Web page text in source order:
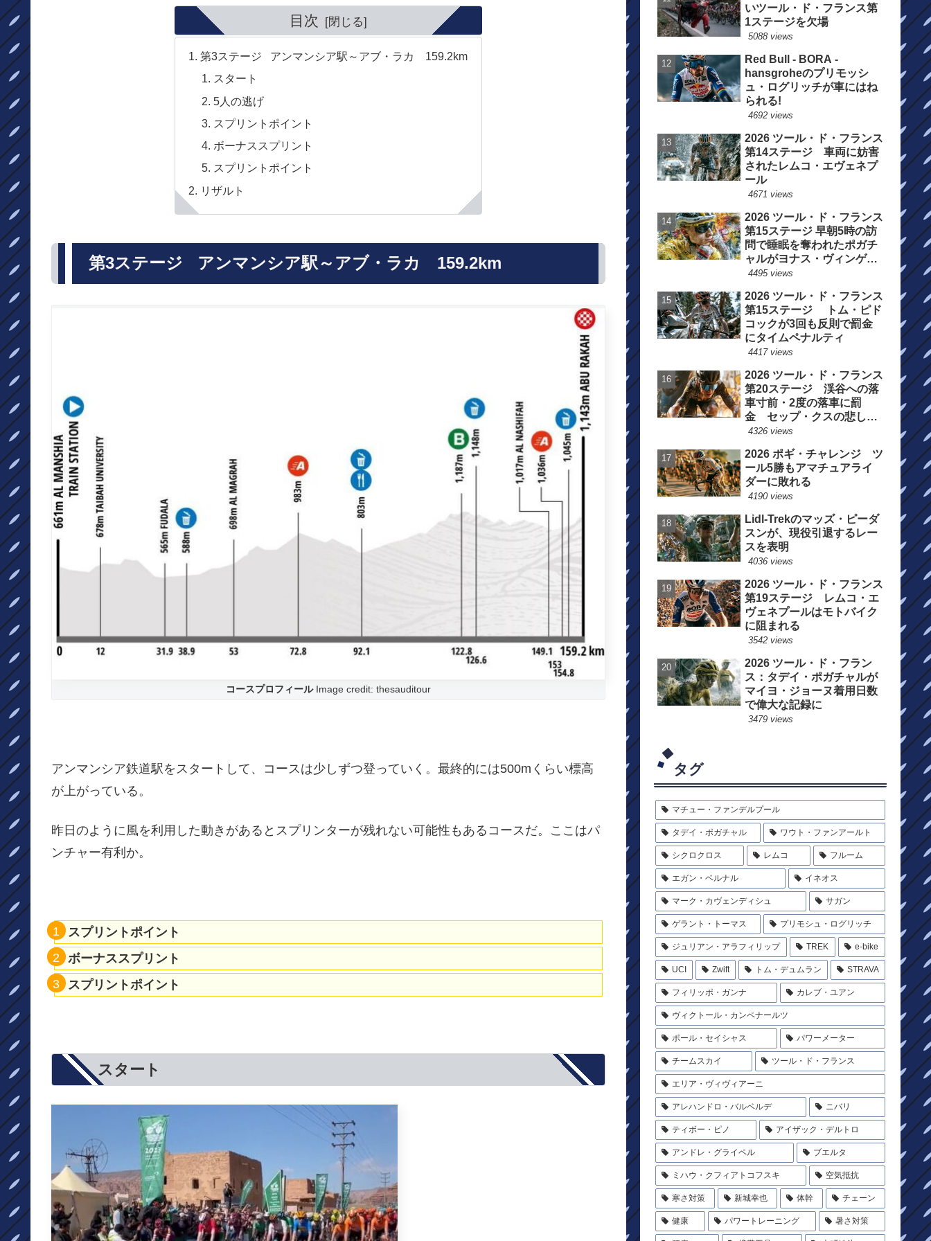
目次
第3ステージ アンマンシア駅～アブ・ラカ 159.2km
スタート
5人の逃げ
スプリントポイント
ボーナススプリント
スプリントポイント
リザルト
第3ステージ アンマンシア駅～アブ・ラカ 159.2km
コースプロフィールImage credit: thesauditour
アンマンシア鉄道駅をスタートして、コースは少しずつ登っていく。最終的には500mくらい標高
が上がっている。
昨日のように風を利用した動きがあるとスプリンターが残れない可能性もあるコースだ。ここはパ
ンチャー有利か。
スプリントポイント
ボーナススプリント
スプリントポイント
スタート
いツール・ド・フランス第
1ステージを欠場
5088 views
Red Bull - BORA -
hansgroheのプリモッシ
ュ・ログリッチが車にはね
られる!
4692 views
2026 ツール・ド・フランス
第14ステージ 車両に妨害
されたレムコ・エヴェネプ
ール
4671 views
2026 ツール・ド・フランス
第15ステージ 早朝5時の訪
問で睡眠を奪われたポガチ
ャルがヨナス・ヴィンゲゴ
ーの離脱を惜しむ
4495 views
2026 ツール・ド・フランス
第15ステージ トム・ピド
コックが3回も反則で罰金
にタイムペナルティ
4417 views
2026 ツール・ド・フランス
第20ステージ 渓谷への落
車寸前・2度の落車に罰
金 セップ・クスの悲しい
一日
4326 views
2026 ポギ・チャレンジ ツ
ール5勝もアマチュアライ
ダーに敗れる
4190 views
Lidl-Trekのマッズ・ピーダ
スンが、現役引退するレー
スを表明
4036 views
2026 ツール・ド・フランス
第19ステージ レムコ・エ
ヴェネプールはモトバイク
に阻まれる
3542 views
2026 ツール・ド・フラン
ス：タデイ・ポガチャルが
マイヨ・ジョーヌ着用日数
で偉大な記録に
3479 views
タグ
マチュー・ファンデルプール
タデイ・ポガチャル ワウト・ファンアールト
シクロクロス レムコ フルーム
エガン・ベルナル イネオス
マーク・カヴェンディシュ サガン
ゲラント・トーマス プリモシュ・ログリッチ
ジュリアン・アラフィリップ TREK e-bike
UCI Zwift トム・デュムラン STRAVA
フィリッポ・ガンナ カレブ・ユアン
ヴィクトール・カンペナールツ
ポール・セイシャス パワーメーター
チームスカイ ツール・ド・フランス
エリア・ヴィヴィアーニ
アレハンドロ・バルベルデ ニバリ
ティボー・ピノ アイザック・デルトロ
アンドレ・グライペル ブエルタ
ミハウ・クフィアトコフスキ 空気抵抗
寒さ対策 新城幸也 体幹 チェーン
健康 パワートレーニング 暑さ対策